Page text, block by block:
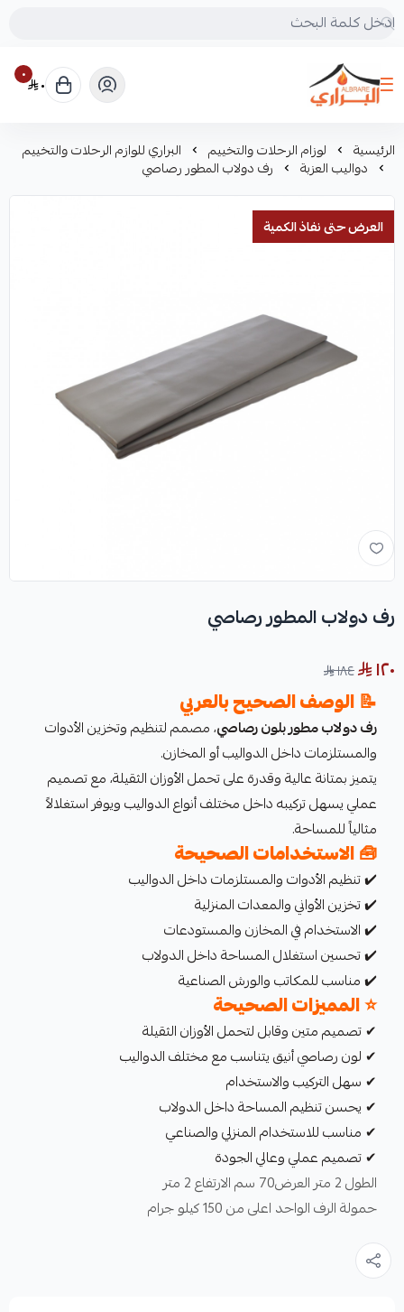
البراري للرحلات
٠ ٠
الرئيسية لوزام الرحلات والتخييم البراري للوازم الرحلات والتخييم
دواليب العزبة رف دولاب المطور رصاصي
العرض حتى نفاذ الكمية
رف دولاب المطور رصاصي
١٢٠
١٨٤
📝الوصف الصحيح بالعربي
رف دولاب مطور بلون رصاصي، مصمم لتنظيم وتخزين الأدوات
والمستلزمات داخل الدواليب أو المخازن.
يتميز بمتانة عالية وقدرة على تحمل الأوزان الثقيلة، مع تصميم
عملي يسهل تركيبه داخل مختلف أنواع الدواليب ويوفر استغلالاً
مثالياً للمساحة.
🧰الاستخدامات الصحيحة
✔️ تنظيم الأدوات والمستلزمات داخل الدواليب
✔️ تخزين الأواني والمعدات المنزلية
✔️ الاستخدام في المخازن والمستودعات
✔️ تحسين استغلال المساحة داخل الدولاب
✔️ مناسب للمكاتب والورش الصناعية
⭐المميزات الصحيحة
✔ تصميم متين وقابل لتحمل الأوزان الثقيلة
✔ لون رصاصي أنيق يتناسب مع مختلف الدواليب
✔ سهل التركيب والاستخدام
✔ يحسن تنظيم المساحة داخل الدولاب
✔ مناسب للاستخدام المنزلي والصناعي
✔ تصميم عملي وعالي الجودة
الطول 2 متر العرض70 سم الارتفاع 2 متر
حمولة الرف الواحد اعلى من 150 كيلو جرام